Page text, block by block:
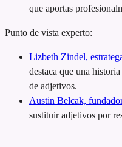
que aportas
Punto de vista experto:
Lizbeth Zindel,
destaca que una
de adjetivos.
Austin Belcak,
sustituir adjetivos por